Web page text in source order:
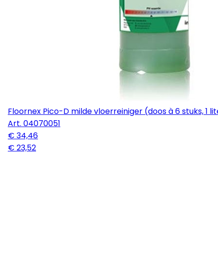
Floornex Pico-D milde vloerreiniger (doos à 6 stuks, 1
Art. 04070051
€ 34,46
€ 23,52